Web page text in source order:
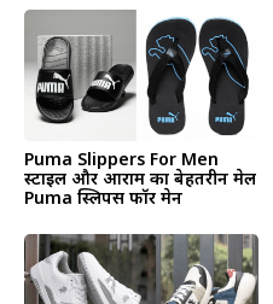
Puma Slippers For Men
स्टाइल और आराम का बेहतरीन मेल
Puma स्लिपर्स फॉर मेन